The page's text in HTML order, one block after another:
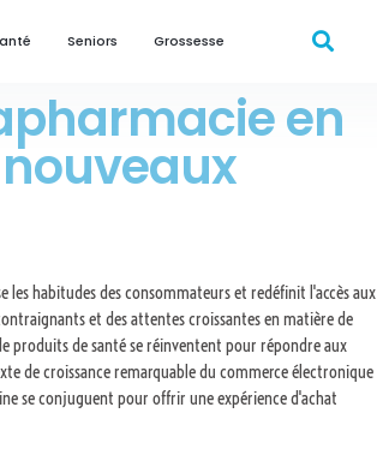
Seniors Grossesse
en
habitudes des consommateurs et redéfinit l'accès aux
et des attentes croissantes en matière de
produits de santé se réinventent pour répondre aux
de croissance remarquable du commerce électronique
se conjuguent pour offrir une expérience d'achat